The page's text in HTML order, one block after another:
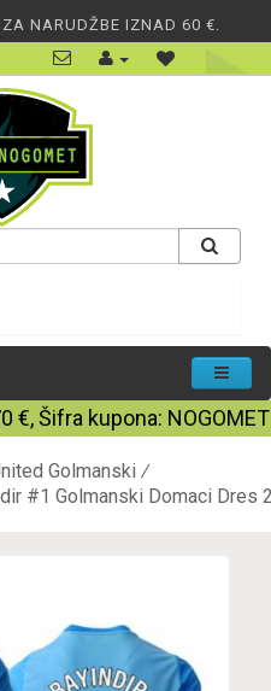
NARUDŽBE IZNAD 60 €.
€, Šifra kupona: NOGOMET
Golmanski
#1 Golmanski Domaci Dres